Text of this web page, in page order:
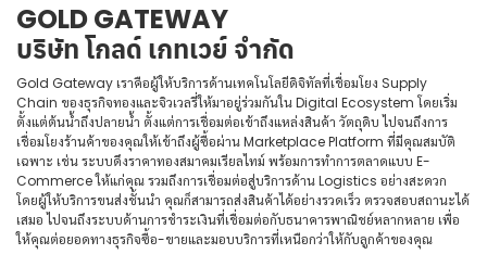
GOLD GATEWAY
บริษัท โกลด์ เกทเวย์ จำกัด
Gold Gateway เราคือผู้ให้บริการด้านเทคโนโลยีดิจิทัลที่เชื่อมโยง Supply
Chain ของธุรกิจทองและจิวเวลรี่ให้มาอยู่ร่วมกันใน Digital Ecosystem โดยเริ่ม
ตั้งแต่ต้นน้ำถึงปลายน้ำ ตั้งแต่การเชื่อมต่อเข้าถึงแหล่งสินค้า วัตถุดิบ ไปจนถึงการ
เชื่อมโยงร้านค้าของคุณให้เข้าถึงผู้ซื้อผ่าน Marketplace Platform ที่มีคุณสมบัติ
เฉพาะ เช่น ระบบดึงราคาทองสมาคมเรียลไทม์ พร้อมการทำการตลาดแบบ E-
Commerce ให้แก่คุณ รวมถึงการเชื่อมต่อสู่บริการด้าน Logistics อย่างสะดวก
โดยผู้ให้บริการขนส่งชั้นนำ คุณก็สามารถส่งสินค้าได้อย่างรวดเร็ว ตรวจสอบสถานะได้
เสมอ ไปจนถึงระบบด้านการชำระเงินที่เชื่อมต่อกับธนาคารพาณิชย์หลากหลาย เพื่อ
ให้คุณต่อยอดทางธุรกิจซื้อ-ขายและมอบบริการที่เหนือกว่าให้กับลูกค้าของคุณ